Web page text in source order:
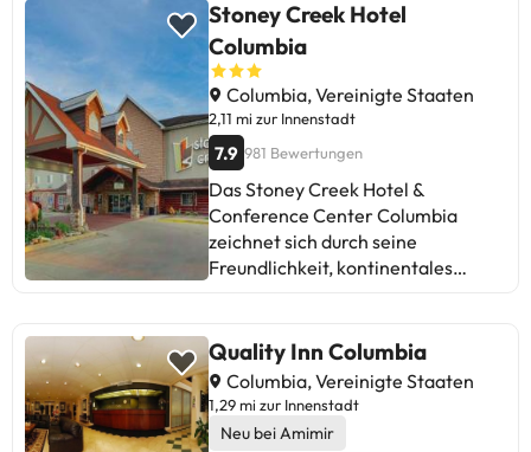
Stoney Creek Hotel
Columbia
Columbia, Vereinigte Staaten
2,11 mi zur Innenstadt
7.9 981 Bewertungen
Das Stoney Creek Hotel &
Conference Center Columbia
zeichnet sich durch seine
Freundlichkeit, kontinentales
erwähnen Probleme mit der
Sauberkeit und Instandhaltung,
aber die Mehrheit lobt die
Blockhaus-Dekoration,
Quality Inn Columbia
Columbia, Vereinigte Staaten
1,29 mi zur Innenstadt
Neu bei Amimir